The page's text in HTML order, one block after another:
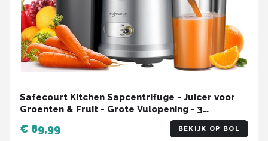
Safecourt Kitchen Sapcentrifuge - Juicer voor
Groenten & Fruit - Grote Vulopening - 3
€ 89,99 BEKIJK OP BOL